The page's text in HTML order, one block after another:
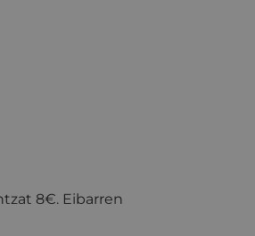
8€. Eibarren